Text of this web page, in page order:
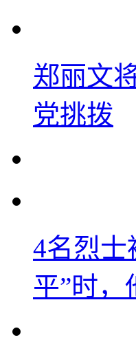
郑丽文
党挑拨
4名烈士
平”时，